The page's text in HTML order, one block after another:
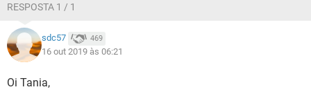
RESPOSTA 1 / 1
sdc57 469
16 out 2019 às 06:21
Oi Tania,